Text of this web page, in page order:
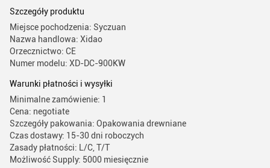
Szczegóły produktu
Miejsce pochodzenia: Syczuan
Nazwa handlowa: Xidao
Orzecznictwo: CE
Numer modelu: XD-DC-900KW
Warunki płatności i wysyłki
Minimalne zamówienie: 1
Cena: negotiate
Szczegóły pakowania: Opakowania drewniane
Czas dostawy: 15-30 dni roboczych
Zasady płatności: L/C, T/T
Możliwość Supply: 5000 miesięcznie